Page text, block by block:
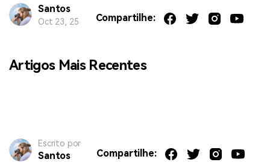
Santos
Oct 23, 25 Compartilhe:
Artigos Mais Recentes
Escrito por
Santos Compartilhe: